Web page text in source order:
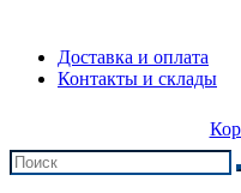
Доставка и оплата
Контакты и склады